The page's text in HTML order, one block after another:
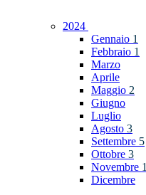
2024
Gennaio 1
Febbraio 1
Marzo
Aprile
Maggio 2
Giugno
Luglio
Agosto 3
Settembre 5
Ottobre 3
Novembre 1
Dicembre